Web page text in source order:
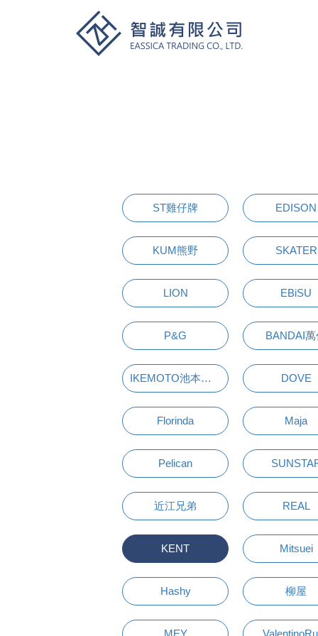
ST雞仔牌 EDISON
KUM熊野 SKATER
LION EBiSU
P&G BANDAI萬
IKEMOTO池本刷子 DOVE
Florinda Maja
Pelican
近江兄弟 REAL
KENT Mitsuei
Hashy 柳屋
MEY